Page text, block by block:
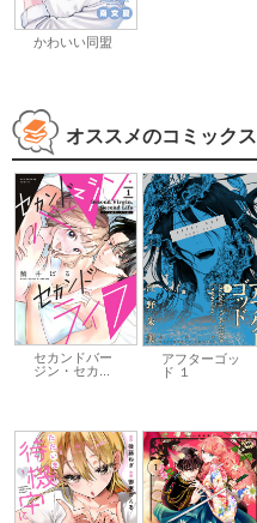
かわいい同盟
オススメのコミックス
セカンドバー
ジン・セカ...
アフターゴッ
ド １